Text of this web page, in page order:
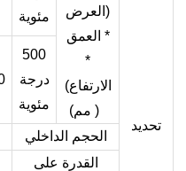
تحديد
(العرض
* العمق
*
الارتفاع)
( مم)
مئوية
500
درجة
مئوية
الحجم الداخلي
القدرة على